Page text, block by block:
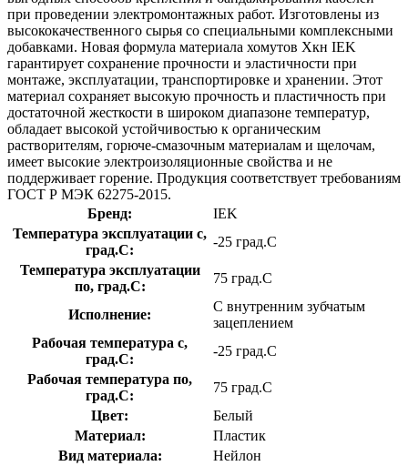
при проведении электромонтажных работ. Изготовлены из
высококачественного сырья со специальными комплексными
добавками. Новая формула материала хомутов Хкн IEK
гарантирует сохранение прочности и эластичности при
монтаже, эксплуатации, транспортировке и хранении. Этот
материал сохраняет высокую прочность и пластичность при
достаточной жесткости в широком диапазоне температур,
обладает высокой устойчивостью к органическим
растворителям, горюче-смазочным материалам и щелочам,
имеет высокие электроизоляционные свойства и не
поддерживает горение. Продукция соответствует требованиям
ГОСТ Р МЭК 62275-2015.
Бренд:
IEK
Температура эксплуатации с,
град.C:
-25 град.C
Температура эксплуатации
по, град.C:
75 град.C
Исполнение:
С внутренним зубчатым
зацеплением
Рабочая температура с,
град.C:
-25 град.C
Рабочая температура по,
град.C:
75 град.C
Цвет:
Белый
Материал:
Пластик
Вид материала:
Нейлон